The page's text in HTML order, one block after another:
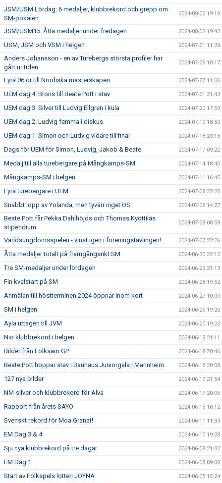
JSM/USM Lördag: 6 medaljer, klubbrekord och grepp om
SM-pokalen
2024-08-03 19:18
JSM/USM15: Åtta medaljer under fredagen 2024-08-02 19:43
USM, JSM och VSM i helgen 2024-07-31 11:29
Anders Johansson - en av Turebergs största profiler har
gått ur tiden
2024-07-29 10:17
Fyra 06:or till Nordiska mästerskapen 2024-07-27 11:06
UEM dag 4: Brons till Beate Pott i stav 2024-07-21 21:43
UEM dag 3: Silver till Ludvig Ellgren i kula 2024-07-20 17:50
UEM dag 2: Ludvig femma i diskus 2024-07-19 18:50
UEM dag 1: Simon och Ludvig vidare till final 2024-07-18 23:15
Dags för UEM för Simon, Ludvig, Jakob & Beate 2024-07-17 09:22
Medalj till alla turebergare på Mångkamps-SM 2024-07-14 18:40
Mångkamps-SM i helgen 2024-07-11 16:45
Fyra turebergare i UEM 2024-07-08 22:20
Snabbt lopp av Yolanda, men tyvärr inget OS 2024-07-08 14:27
Beate Pott får Pekka Dahlhöjds och Thomas Kyöttiläs
stipendium
2024-07-08 08:59
Världsungdomsspelen - vinst igen i föreningstävlingen! 2024-07-07 22:26
Åtta medaljer totalt på framgångsrikt SM 2024-06-30 22:12
Tre SM-medaljer under lördagen 2024-06-29 21:13
Fin kvalstart på SM 2024-06-28 19:52
Anmälan till höstterminen 2024 öppnar inom kort 2024-06-27 10:00
SM i helgen 2024-06-26 19:20
Ayla uttagen till JVM 2024-06-20 19:23
Nio klubbrekord i helgen 2024-06-19 21:11
Bilder från Folksam GP 2024-06-18 20:46
Beate Pott hoppar stav i Bauhaus Juniorgala i Mannheim 2024-06-18 20:08
127 nya bilder 2024-06-17 21:54
NM-silver och klubbrekord för Alva 2024-06-17 20:06
Rapport från årets SAYO 2024-06-16 16:12
Svenskt rekord för Moa Granat! 2024-06-11 11:33
EM Dag 3 & 4 2024-06-10 19:28
Sju nya klubbrekord på tre dagar 2024-06-08 21:02
EM Dag 1 2024-06-08 09:00
Start av Folkspels lotteri JOYNA 2024-06-05 15:24